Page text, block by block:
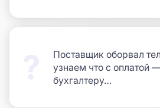
Поставщик оборвал
узнаем что c оплатой
бухгалтеру…